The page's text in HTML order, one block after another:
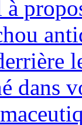
à
dans